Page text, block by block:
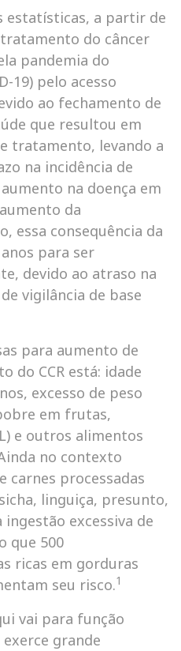
estatísticas, a partir de
do câncer
pandemia do
19) pelo acesso
ao fechamento de
que resultou em
tratamento, levando a
na incidência de
na doença em
da
essa consequência da
para ser
devido ao atraso na
vigilância de base
para aumento de
do CCR está: idade
excesso de peso
em frutas,
e outros alimentos
no contexto
carnes processadas
linguiça, presunto,
excessiva de
que 500
ricas em gorduras
seu risco.1
vai para função
grande